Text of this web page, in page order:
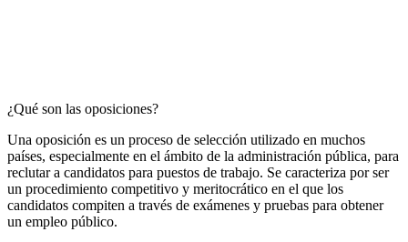
¿Qué son las oposiciones?
Una oposición es un proceso de selección utilizado en muchos
países, especialmente en el ámbito de la administración pública, para
reclutar a candidatos para puestos de trabajo. Se caracteriza por ser
un procedimiento competitivo y meritocrático en el que los
candidatos compiten a través de exámenes y pruebas para obtener
un empleo público.